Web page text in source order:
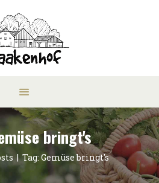
bringt's
Tag: Gemüse bringt's